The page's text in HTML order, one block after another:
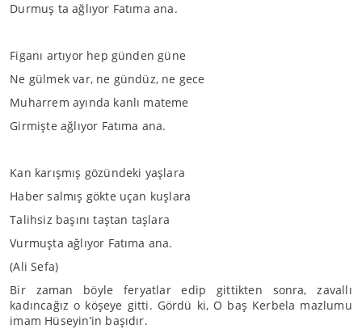
Durmuş ta ağlıyor Fatıma ana.
Figanı artıyor hep günden güne
Ne gülmek var, ne gündüz, ne gece
Muharrem ayında kanlı mateme
Girmişte ağlıyor Fatıma ana.
Kan karışmış gözündeki yaşlara
Haber salmış gökte uçan kuşlara
Talihsiz başını taştan taşlara
Vurmuşta ağlıyor Fatıma ana.
(Ali Sefa)
Bir zaman böyle feryatlar edip gittikten sonra, zavallı
kadıncağız o köşeye gitti. Gördü ki, O baş Kerbela mazlumu
imam Hüseyin’in başıdır.